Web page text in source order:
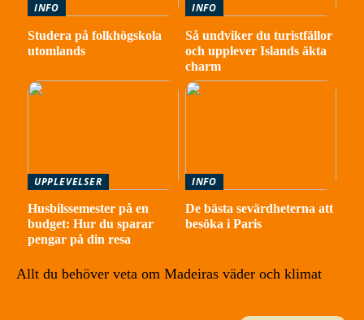
INFO
Studera på folkhögskola
utomlands
INFO
Så undviker du turistfällor
och upplever Islands äkta
charm
UPPLEVELSER
Husbilssemester på en
budget: Hur du sparar
pengar på din resa
INFO
De bästa sevärdheterna att
besöka i Paris
Allt du behöver veta om Madeiras väder och klimat